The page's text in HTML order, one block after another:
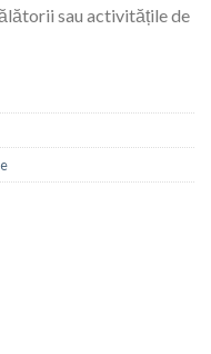
sau activitățile de